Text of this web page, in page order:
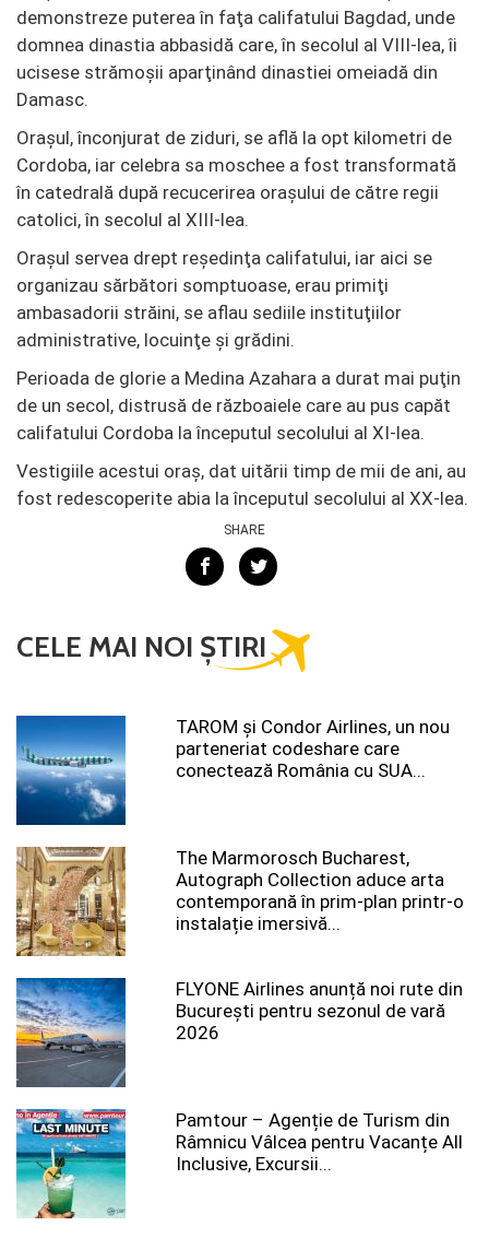
demonstreze puterea în faţa califatului Bagdad, unde
domnea dinastia abbasidă care, în secolul al VIII-lea, îi
ucisese strămoşii aparţinând dinastiei omeiadă din
Damasc.
Oraşul, înconjurat de ziduri, se află la opt kilometri de
Cordoba, iar celebra sa moschee a fost transformată
în catedrală după recucerirea oraşului de către regii
catolici, în secolul al XIII-lea.
Oraşul servea drept reşedinţa califatului, iar aici se
organizau sărbători somptuoase, erau primiţi
ambasadorii străini, se aflau sediile instituţiilor
administrative, locuinţe şi grădini.
Perioada de glorie a Medina Azahara a durat mai puţin
de un secol, distrusă de războaiele care au pus capăt
califatului Cordoba la începutul secolului al XI-lea.
Vestigiile acestui oraş, dat uitării timp de mii de ani, au
fost redescoperite abia la începutul secolului al XX-lea.
SHARE
CELE MAI NOI ȘTIRI
TAROM şi Condor Airlines, un nou
parteneriat codeshare care
conectează România cu SUA...
The Marmorosch Bucharest,
Autograph Collection aduce arta
contemporană în prim-plan printr-o
instalație imersivă...
FLYONE Airlines anunță noi rute din
București pentru sezonul de vară
2026
Pamtour – Agenție de Turism din
Râmnicu Vâlcea pentru Vacanțe All
Inclusive, Excursii...